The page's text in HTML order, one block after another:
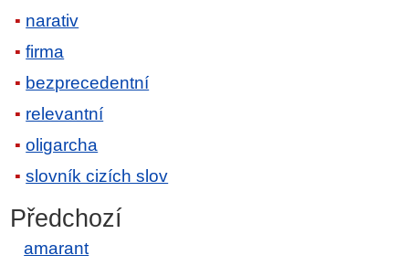
narativ
firma
bezprecedentní
relevantní
oligarcha
slovník cizích slov
Předchozí
amarant